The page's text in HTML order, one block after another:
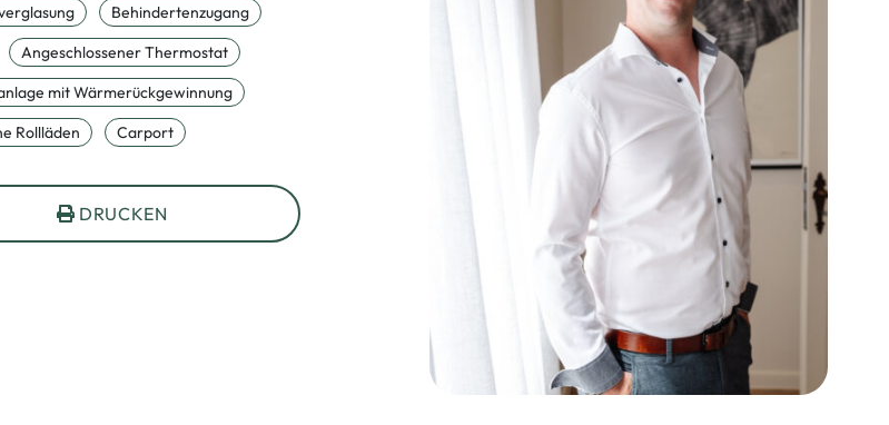
Behindertenzugang
Angeschlossener Thermostat
mit Wärmerückgewinnung
Rollläden
Carport
DRUCKEN